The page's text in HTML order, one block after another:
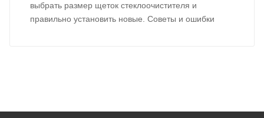
выбрать размер щеток стеклоочистителя и
правильно установить новые. Советы и ошибки